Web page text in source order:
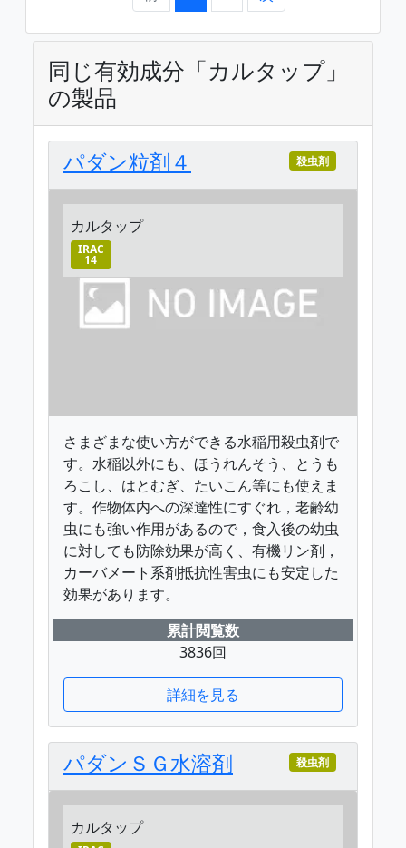
同じ有効成分「カルタップ」
の製品
パダン粒剤４ 殺虫剤
カルタップ
IRAC
14
さまざまな使い方ができる水稲用殺虫剤で
す。水稲以外にも、ほうれんそう、とうも
ろこし、はとむぎ、たいこん等にも使えま
す。作物体内への深達性にすぐれ，老齢幼
虫にも強い作用があるので，食入後の幼虫
に対しても防除効果が高く、有機リン剤，
カーバメート系剤抵抗性害虫にも安定した
効果があります。
累計閲覧数
3836回
詳細を見る
パダンＳＧ水溶剤 殺虫剤
カルタップ